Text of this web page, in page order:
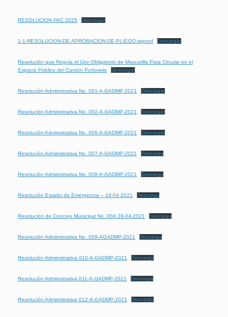
RESOLUCION PAC 2025 Descargar
1-1-RESOLUCION-DE-APROBACION-DE-PLIEGO-signed Descargar
Resolución que Regula el Uso Obligatorio de Mascarilla Para Circular en el
Espacio Público del Cantón Portovelo
Descargar
Resolución Administrativa No. 001-A-GADMP-2021 Descargar
Resolución Administrativa No. 002-A-GADMP-2021 Descargar
Resolución Administrativa No. 006-A-GADMP-2021 Descargar
Resolución Administrativa No. 007-A-GADMP-2021 Descarga
Resolución Administrativa No. 008-A-GADMP-2021 Descarga
Resolución Estado de Emergencia – 16-04-2021 Descarga
Resolución de Concejo Municipal No. 004 28-04-2021 Descarga
Resolución Administrativa No. 009-AGADMP-2021 Descarga
Resolución Administrativa 010-A-GADMP-2021 Descarga
Resolución Administrativa 011-A-GADMP-2021 Descarga
Resolución Administrativa 012-A-GADMP-2021 Descarga